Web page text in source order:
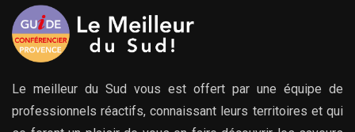
Le meilleur du Sud vous est offert par une équipe de
professionnels réactifs, connaissant leurs territoires et qui